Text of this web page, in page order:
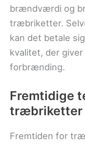
brændværdi og
træbriketter.
kan det betale
kvalitet, der
forbrænding.
Fremtidige
træbriketter
Fremtiden for